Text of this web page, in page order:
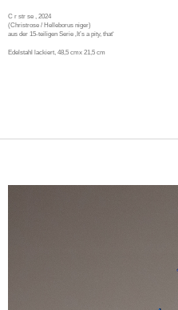
C r str se , 2024
(Christrose / Helleborus niger)
aus der 15-teiligen Serie ‚It’s a pity, that‘
Edelstahl lackiert, 48,5 cmx 21,5 cm